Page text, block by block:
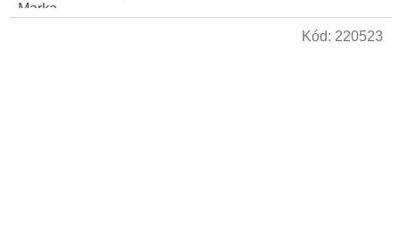
Marka...
Kód: 220523